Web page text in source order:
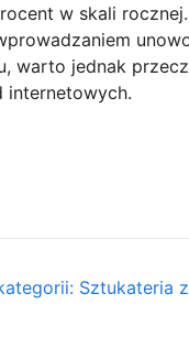
w skali
warto jednak
internetowych.
Sztukateria